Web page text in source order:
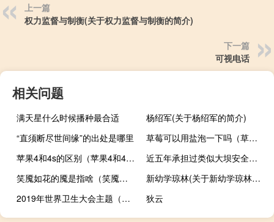
上一篇
权力监督与制衡(关于权力监督与制衡的简介)
下一篇
可视电话
相关问题
满天星什么时候播种最合适
杨绍军(关于杨绍军的简介)
“直须断尽世间缘”的出处是哪里
草莓可以用盐泡一下吗（草莓一定要用盐泡一下吗）
苹果4和4s的区别（苹果4和4s的区别）
近五年承担过类似大坝安全监测或雨水情(雨情、水情、水雨情)测报业绩的供应商有哪些?
笑魇如花的魇是指啥（笑魇如花的魇是指的啥）
新幼学琼林(关于新幼学琼林的简介)
2019年世界卫生大会主题（开幕闭幕时间举办地点是第几届）
狄云